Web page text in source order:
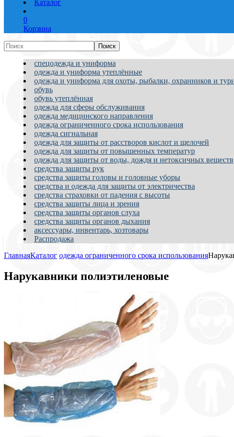
Каталог
0
Корзина
спецодежда и униформа
одежда и униформа утеплённые
одежда и униформа для охоты, рыбалки, охранников и
обувь
обувь утеплённая
одежда для сферы обслуживания
одежда медицинского направления
одежда ограниченного срока использования
одежда сигнальная
одежда для защиты от расстворов кислот и щелочей
одежда для защиты от повышенных температур
одежда для защиты от воды, дождя и нетоксичных веществ
средства защиты рук
средства защиты головы и головные уборы
средства и одежда для защиты от электричества
средства страховки от падения с высоты
средства защиты лица и зрения
средства защиты органов слуха
средства защиты органов дыхания
аксессуары, инвентарь, хозтовары
Распродажа
ГлавнаяКаталог одежда ограниченного срока использования
Нарукавники полиэтиленовые